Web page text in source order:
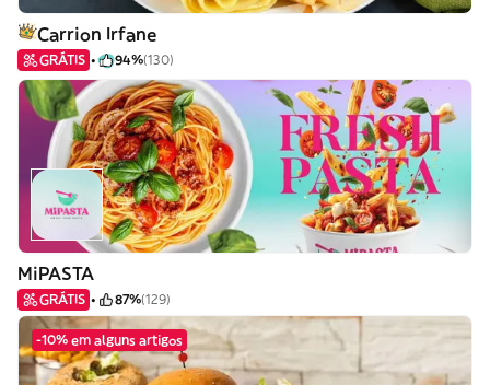
Carrion Irfane
GRÁTIS 94%(130)
MiPASTA
GRÁTIS 87%(129)
-10% em alguns artigos